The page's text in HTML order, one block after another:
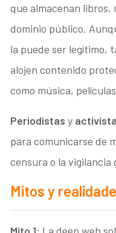
que almacenan libros,
dominio público.
la puede ser legítimo,
alojen contenido
como música,
Periodistas y
para comunicarse de
censura o la vigilancia
Mitos y
Mito 1: La deep web